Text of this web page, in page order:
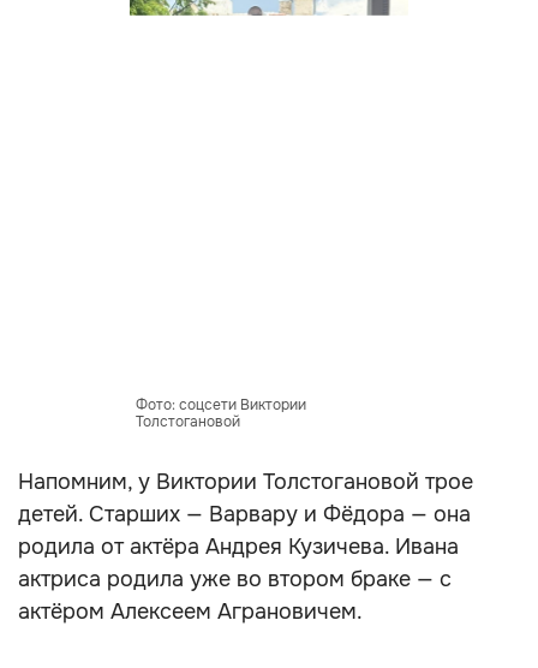
Фото: соцсети Виктории
Толстогановой
Напомним, у Виктории Толстогановой трое
детей. Старших — Варвару и Фёдора — она
родила от актёра Андрея Кузичева. Ивана
актриса родила уже во втором браке — с
актёром Алексеем Аграновичем.